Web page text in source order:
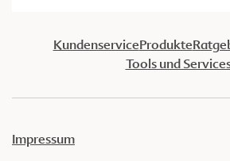
KundenserviceProdukte
Tools und
Impressum